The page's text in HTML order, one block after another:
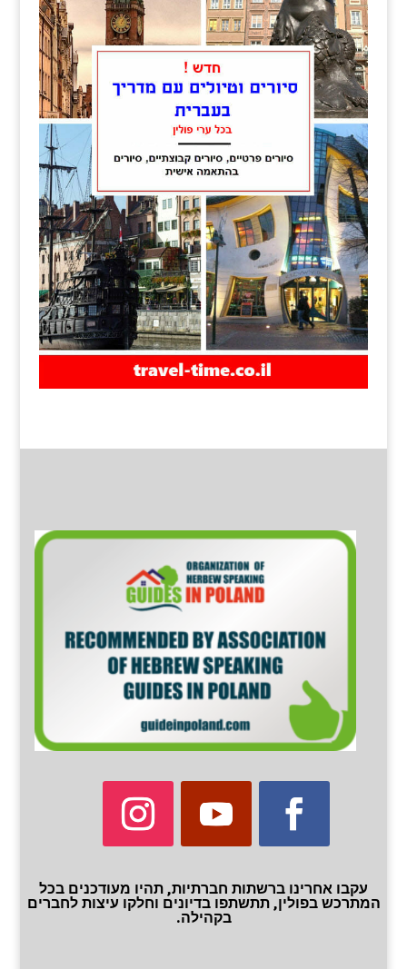
עקבו אחרינו ברשתות חברתיות, תהיו מעודכנים בכל
המתרכש בפולין, תתשתפו בדיונים וחלקו עיצות לחברים
בקהילה.